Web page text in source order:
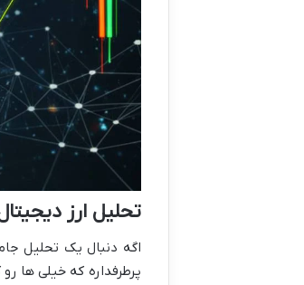
تحلیل ارز
پرطرفداره که خیلی ها